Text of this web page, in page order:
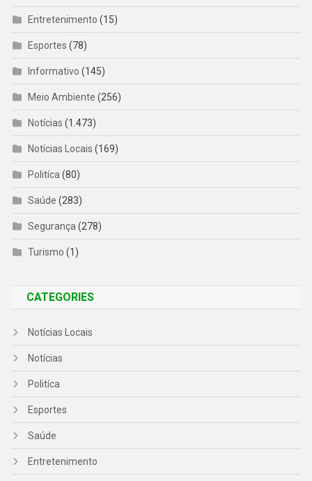
Entretenimento (15)
Esportes (78)
Informativo (145)
Meio Ambiente (256)
Notícias (1.473)
Notícias Locais (169)
Politíca (80)
Saúde (283)
Segurança (278)
Turismo (1)
CATEGORIES
Notícias Locais
Notícias
Politíca
Esportes
Saúde
Entretenimento